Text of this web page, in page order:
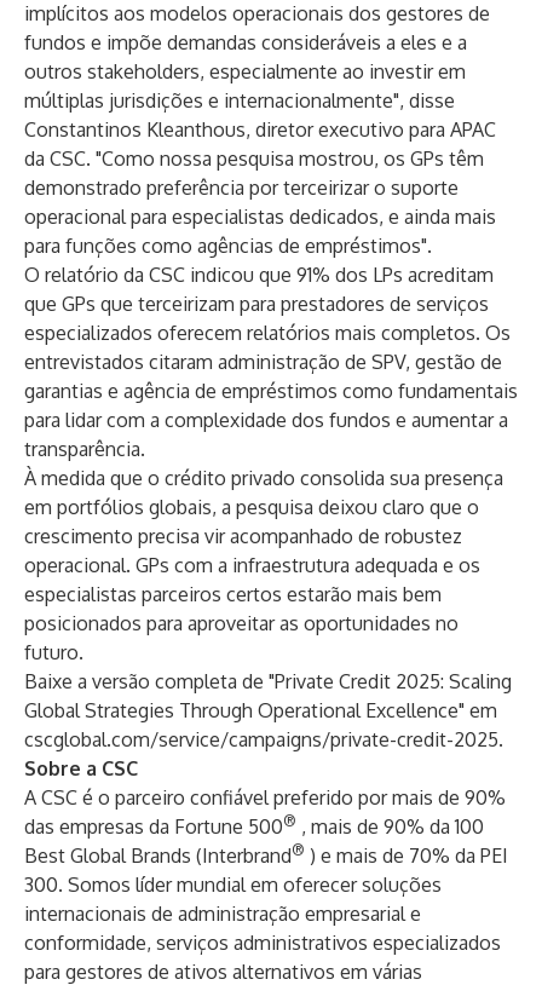
implícitos aos modelos operacionais dos gestores de
fundos e impõe demandas consideráveis a eles e a
outros stakeholders, especialmente ao investir em
múltiplas jurisdições e internacionalmente", disse
Constantinos Kleanthous, diretor executivo para APAC
da CSC. "Como nossa pesquisa mostrou, os GPs têm
demonstrado preferência por terceirizar o suporte
operacional para especialistas dedicados, e ainda mais
para funções como agências de empréstimos".
O relatório da CSC indicou que 91% dos LPs acreditam
que GPs que terceirizam para prestadores de serviços
especializados oferecem relatórios mais completos. Os
entrevistados citaram administração de SPV, gestão de
garantias e agência de empréstimos como fundamentais
para lidar com a complexidade dos fundos e aumentar a
transparência.
À medida que o crédito privado consolida sua presença
em portfólios globais, a pesquisa deixou claro que o
crescimento precisa vir acompanhado de robustez
operacional. GPs com a infraestrutura adequada e os
especialistas parceiros certos estarão mais bem
posicionados para aproveitar as oportunidades no
futuro.
Baixe a versão completa de "Private Credit 2025: Scaling
Global Strategies Through Operational Excellence" em
cscglobal.com/service/campaigns/private-credit-2025.
Sobre a CSC
A CSC é o parceiro confiável preferido por mais de 90%
das empresas da Fortune 500® , mais de 90% da 100
Best Global Brands (Interbrand® ) e mais de 70% da PEI
300. Somos líder mundial em oferecer soluções
internacionais de administração empresarial e
conformidade, serviços administrativos especializados
para gestores de ativos alternativos em várias